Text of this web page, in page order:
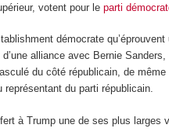
votent pour leparti
démocrate
alliance avec Bernie
du côté républicain, de
représentant du parti républicain.
à Trump une de ses plus